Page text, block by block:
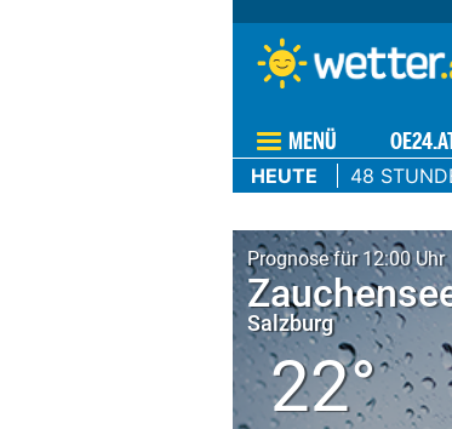
MENÜ
HEUTE 48
Prognose für 12:00 Uhr
Salzburg
22°